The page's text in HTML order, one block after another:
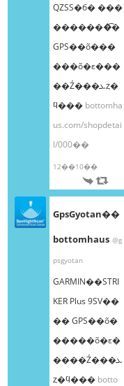
QZSS�б� ���
�������͡�
GPS��õ���
���õ�ε���
��Ź���ܥȥ�
ϥ��� bottomha
us.com/shopdetai
l/000��
12��10��
GpsGyotan��
bottomhaus @g
psgyotan
GARMIN��STRI
KER Plus 9SV��
�� GPS��õ�
�����õ�ε�
����Ź���ܥ
ȥ�ϥ��� botto